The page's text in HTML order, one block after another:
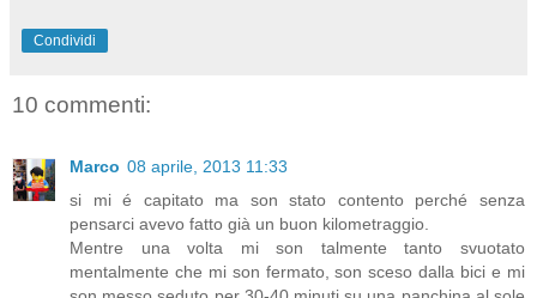
Condividi
10 commenti:
Marco 08 aprile, 2013 11:33
si mi é capitato ma son stato contento perché senza
pensarci avevo fatto già un buon kilometraggio.
Mentre una volta mi son talmente tanto svuotato
mentalmente che mi son fermato, son sceso dalla bici e mi